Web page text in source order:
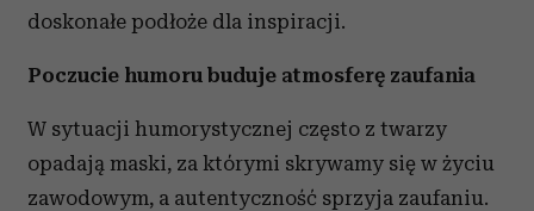
doskonałe podłoże dla inspiracji.
Poczucie humoru buduje atmosferę zaufania
W sytuacji humorystycznej często z twarzy
opadają maski, za którymi skrywamy się w życiu
zawodowym, a autentyczność sprzyja zaufaniu.